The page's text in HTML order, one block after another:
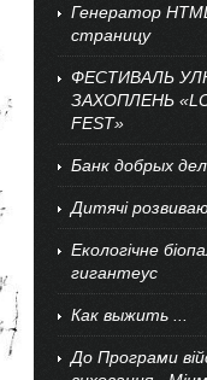
Генератор
страницу
ФЕСТИВАЛЬ
ЗАХОПЛЕНЬ
FEST»
Банк добрых дел
Дитячі
Екологічне
гигантеус
Как выжить ...
До Програми